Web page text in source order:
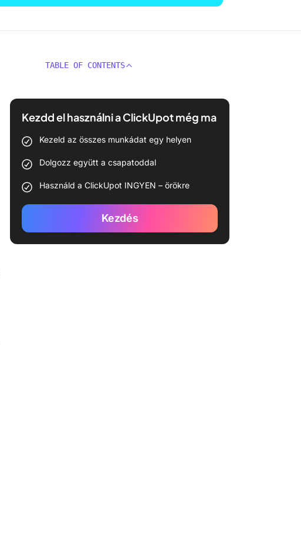
TABLE OF CONTENTS
Kezdd el használni a ClickUpot még ma
Kezeld az összes munkádat egy helyen
Dolgozz együtt a csapatoddal
Használd a ClickUpot INGYEN – örökre
Kezdés